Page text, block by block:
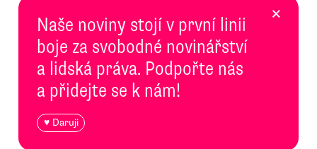
Naše noviny stojí v první linii
boje za svobodné novinářství
a lidská práva. Podpořte nás
a přidejte se k nám!
♥ Daruji
×